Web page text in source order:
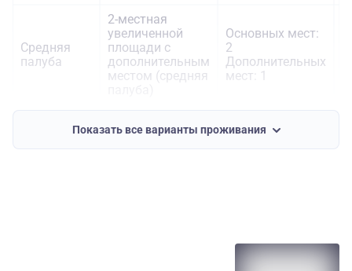
Средняя
палуба
2-местная
увеличенной
площади с
дополнительным
местом (средняя
Основных мест:
2
Дополнительных
мест: 1
Шлюпочная
(шлюпочная
Основных мест:
мест: 1
Показать все варианты проживания